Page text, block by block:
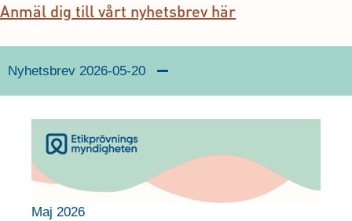
Anmäl dig till vårt nyhetsbrev här
Nyhetsbrev 2026-05-20
Maj 2026